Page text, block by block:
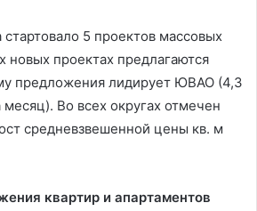
5 проектов массовых
новых проектах предлагаются
предложения лидирует ЮВАО (4,3
месяц). Во всех округах отмечен
средневзвешенной цены кв. м
квартир и апартаментов